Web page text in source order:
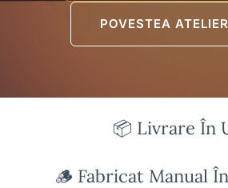
POVESTEA
📦 Livrare În
🪵 Fabricat Manual